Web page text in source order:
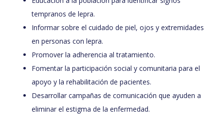
tempranos de lepra.
Informar sobre el cuidado de piel, ojos y extremidades
en personas con lepra.
Promover la adherencia al tratamiento.
Fomentar la participación social y comunitaria para el
apoyo y la rehabilitación de pacientes.
Desarrollar campañas de comunicación que ayuden a
eliminar el estigma de la enfermedad.